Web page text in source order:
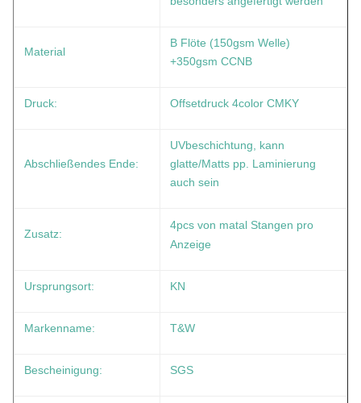
Material
B Flöte (150gsm Welle)
+350gsm CCNB
Druck: Offsetdruck 4color CMKY
Abschließendes Ende:
UVbeschichtung, kann
glatte/Matts pp. Laminierung
auch sein
Zusatz:
4pcs von matal Stangen pro
Anzeige
Ursprungsort: KN
Markenname: T&W
Bescheinigung: SGS